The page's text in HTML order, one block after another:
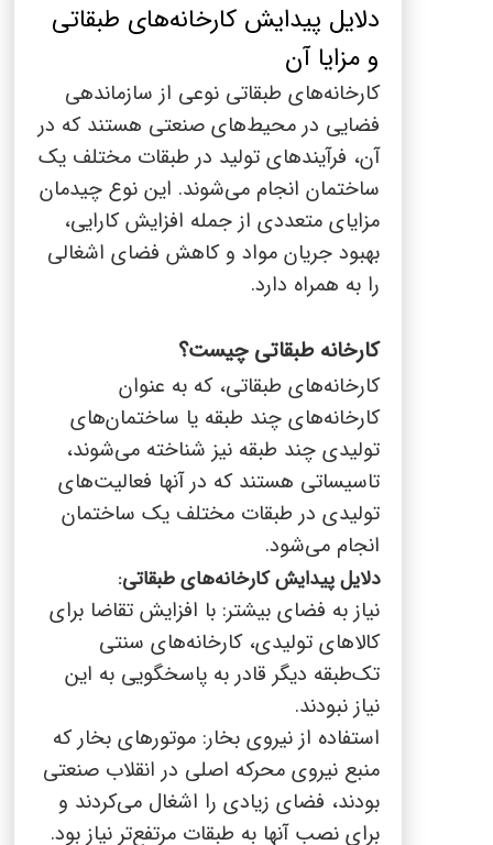
سینما دوماس
رادیو دوماس
دانستنی های سلامت
گالری تصاویر
English
Russian
Arabic
Turkish
دلایل پیدایش کارخانه‌های طبقاتی
و مزایا آن
کارخانه‌های طبقاتی نوعی از سازماندهی
فضایی در محیط‌های صنعتی هستند که در
آن، فرآیندهای تولید در طبقات مختلف یک
ساختمان انجام می‌شوند. این نوع چیدمان
مزایای متعددی از جمله افزایش کارایی،
بهبود جریان مواد و کاهش فضای اشغالی
را به همراه دارد.
کارخانه طبقاتی چیست؟
کارخانه‌های طبقاتی، که به عنوان
کارخانه‌های چند طبقه یا ساختمان‌های
تولیدی چند طبقه نیز شناخته می‌شوند،
تاسیساتی هستند که در آنها فعالیت‌های
تولیدی در طبقات مختلف یک ساختمان
انجام می‌شود.
دلایل پیدایش کارخانه‌های طبقاتی:
نیاز به فضای بیشتر: با افزایش تقاضا برای
کالاهای تولیدی، کارخانه‌های سنتی
تک‌طبقه دیگر قادر به پاسخگویی به این
نیاز نبودند.
استفاده از نیروی بخار: موتورهای بخار که
منبع نیروی محرکه اصلی در انقلاب صنعتی
بودند، فضای زیادی را اشغال می‌کردند و
برای نصب آنها به طبقات مرتفع‌تر نیاز بود.